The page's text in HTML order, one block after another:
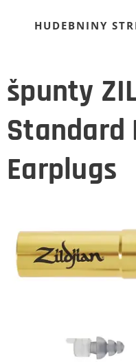
HUDEBNINY
špunty
Standard
Earplugs